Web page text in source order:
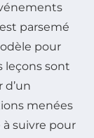
parsemé
pour
leçons sont
menées
à suivre pour